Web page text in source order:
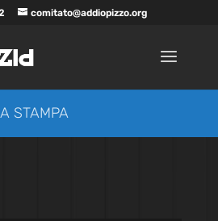
comitato@addiopizzo.org
STAMPA